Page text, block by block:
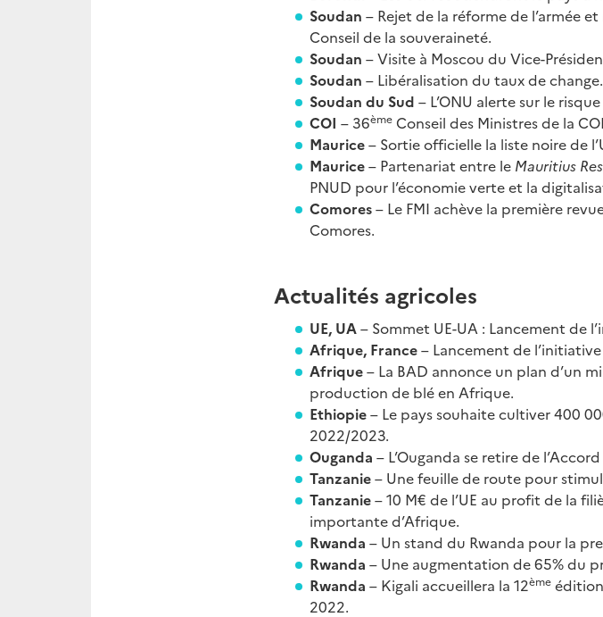
Soudan – Rejet de la réforme de l’armée
Conseil de la souveraineté.
Soudan – Visite à Moscou du Vice-
Soudan – Libéralisation du taux de change.
Soudan du Sud – L’ONU alerte sur le
COI – 36ème Conseil des Ministres de la
Maurice– Sortie officielle la liste noire de
Maurice– Partenariat entre le Mauritius
PNUD pour l’économie verte et la
Comores– Le FMI achève la première
Comores.
Actualités agricoles
UE, UA– Sommet UE-UA : Lancement de
Afrique, France– Lancement de l’initiative
Afrique– La BAD annonce un plan d’un
production de blé en Afrique.
Ethiopie– Le pays souhaite cultiver 400
2022/2023.
Ouganda – L’Ouganda se retire de
Tanzanie– Une feuille de route pour
Tanzanie– 10 M€ de l’UE au profit de la
importante d’Afrique.
Rwanda – Un stand du Rwanda pour la
Rwanda – Une augmentation de 65% du
Rwanda – Kigali accueillera la 12ème
2022.